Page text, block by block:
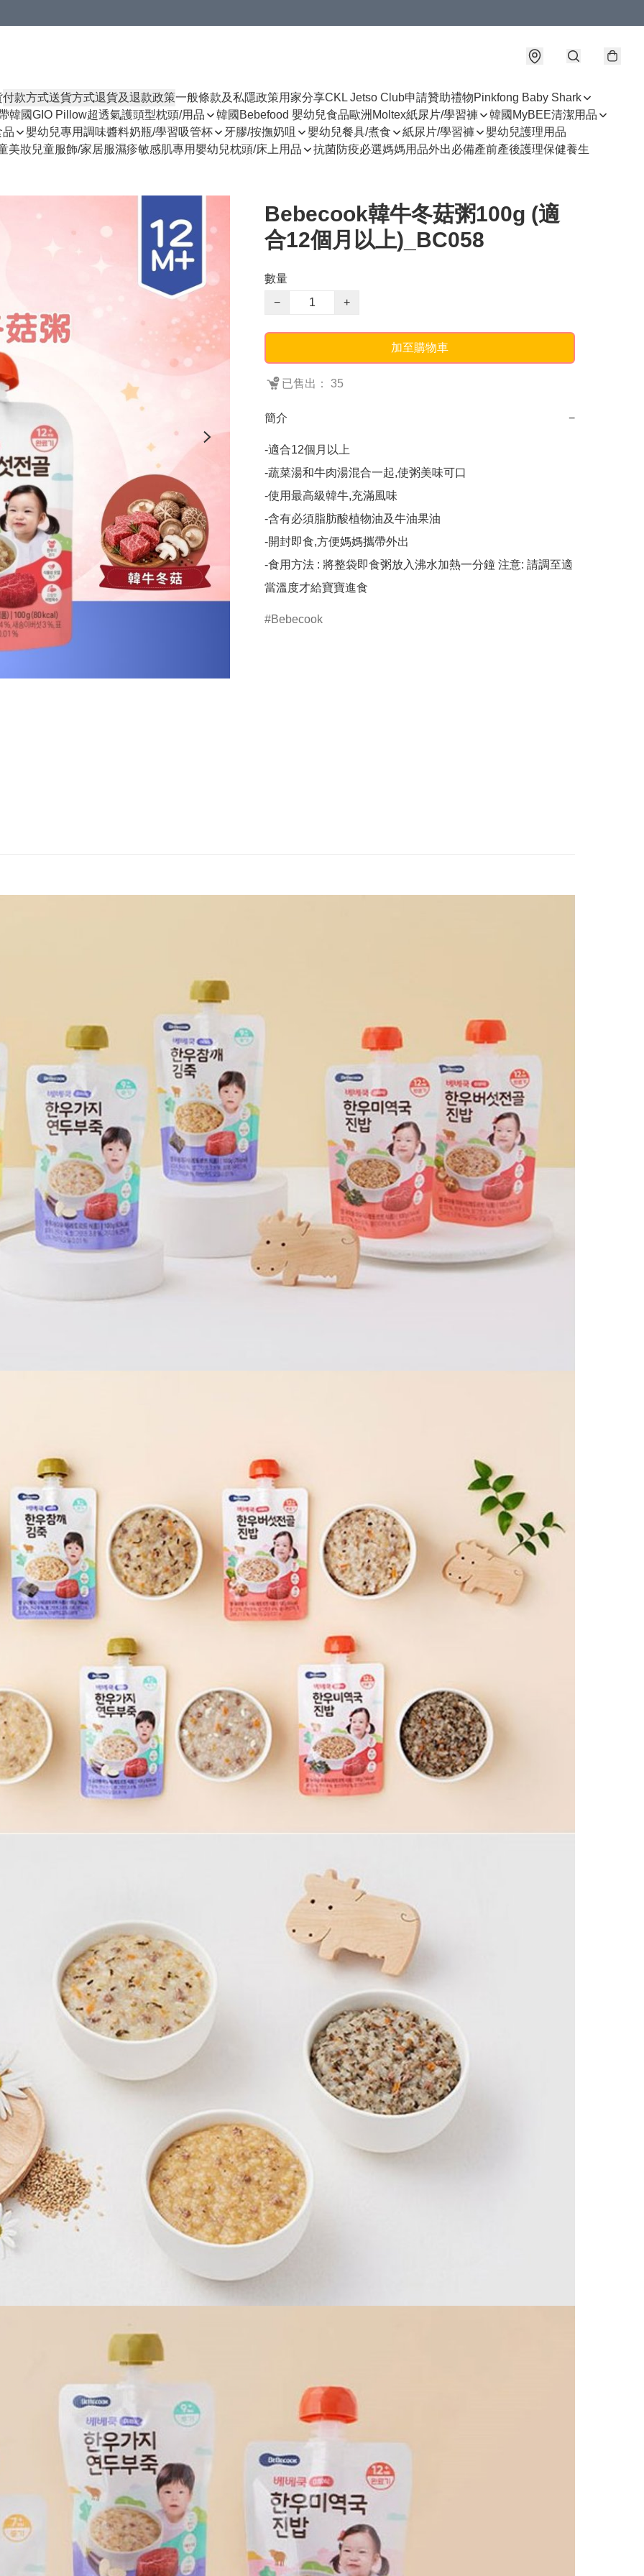
付款方式送貨方式退貨及退款政策一般條款及私隱政策用家分享CKL Jetso Club申請贊助禮物Pinkfong Baby Shark
韓國GIO Pillow超透氣護頭型枕頭/用品 韓國Bebefood 嬰幼兒食品歐洲Moltex紙尿片/學習褲
韓國MyBEE清潔用品
品
嬰幼兒專用調味醬料奶瓶/學習吸管杯 牙膠/按撫奶咀 嬰幼兒餐具/煮食 紙尿片/學習褲
嬰幼兒護理用品
美妝兒童服飾/家居服濕疹敏感肌專用嬰幼兒枕頭/床上用品 抗菌防疫必選媽媽用品外出必備產前產後護理保健養生
Bebecook韓牛冬菇粥100g (適
合12個月以上)_BC058
數量
−
+
加至購物車
已售出： 35
簡介 −
-適合12個月以上
-蔬菜湯和牛肉湯混合一起,使粥美味可口
-使用最高級韓牛,充滿風味
-含有必須脂肪酸植物油及牛油果油
-開封即食,方便媽媽攜帶外出
-食用方法 : 將整袋即食粥放入沸水加熱一分鐘 注意: 請調至適
當溫度才給寶寶進食
Bebecook